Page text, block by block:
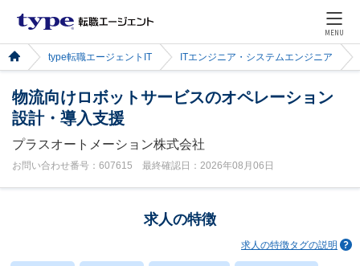
MENU
type転職エージェントIT ITエンジニア・システムエンジニア
物流向けロボットサービスのオペレーション
設計・導入支援
プラスオートメーション株式会社
お問い合わせ番号：607615 最終確認日：2026年08月06日
求人の特徴
求人の特徴タグの説明